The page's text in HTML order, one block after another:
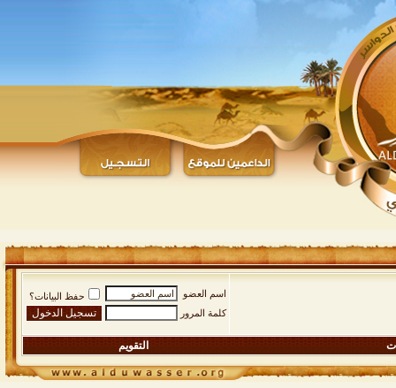
اسم العضو
حفظ البيانات؟
كلمة المرور
التقويم